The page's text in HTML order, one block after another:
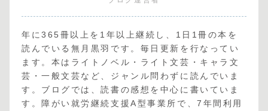
年に365冊以上を1年以上継続し、1日1冊の本を
読んでいる無月黒羽です。毎日更新を行なってい
ます。本はライトノベル・ライト文芸・キャラ文
芸・一般文芸など、ジャンル問わずに読んでいま
す。ブログでは、読書の感想を中心に書いていま
す。障がい就労継続支援A型事業所で、7年間利用